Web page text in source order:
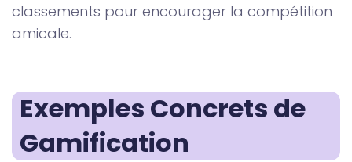
classements pour encourager la compétition
amicale.
Exemples Concrets de
Gamification